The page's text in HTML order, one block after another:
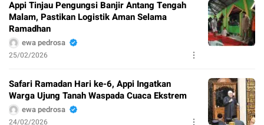
Appi Tinjau Pengungsi Banjir Antang Tengah
Malam, Pastikan Logistik Aman Selama
Ramadhan
ewa pedrosa
25/02/2026
Safari Ramadan Hari ke-6, Appi Ingatkan
Warga Ujung Tanah Waspada Cuaca Ekstrem
ewa pedrosa
24/02/2026